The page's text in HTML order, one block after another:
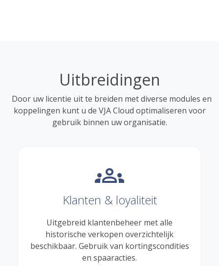
Uitbreidingen
Door uw licentie uit te breiden met diverse modules en
koppelingen kunt u de VJA Cloud optimaliseren voor
gebruik binnen uw organisatie.
groups
Klanten & loyaliteit
Uitgebreid klantenbeheer met alle
historische verkopen overzichtelijk
beschikbaar. Gebruik van kortingscondities
en spaaracties.